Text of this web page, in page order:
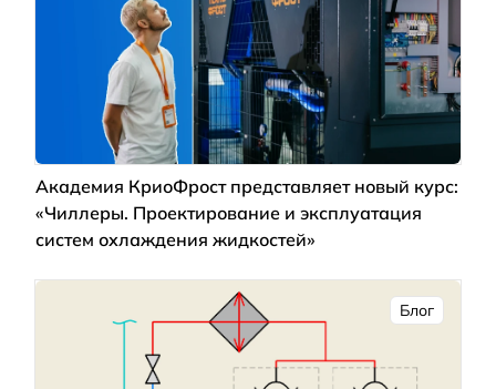
Академия КриоФрост представляет новый курс:
«Чиллеры. Проектирование и эксплуатация
систем охлаждения жидкостей»
Блог